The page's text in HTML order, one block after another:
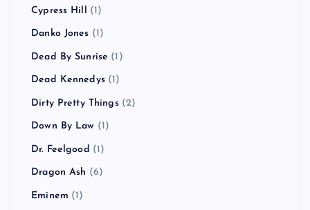
Cypress Hill (1)
Danko Jones (1)
Dead By Sunrise (1)
Dead Kennedys(1)
Dirty Pretty Things(2)
Down By Law (1)
Dr. Feelgood (1)
Dragon Ash (6)
Eminem (1)